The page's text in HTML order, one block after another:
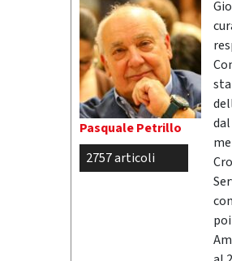
Pasquale Petrillo
2757 articoli